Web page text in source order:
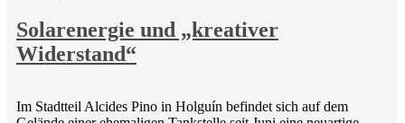
Solarenergie und „kreativer
Widerstand“
Im Stadtteil Alcides Pino in Holguín befindet sich auf dem